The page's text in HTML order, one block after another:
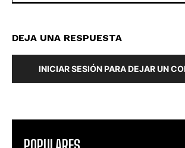
DEJA UNA RESPUESTA
INICIAR SESIÓN PARA DEJAR UN